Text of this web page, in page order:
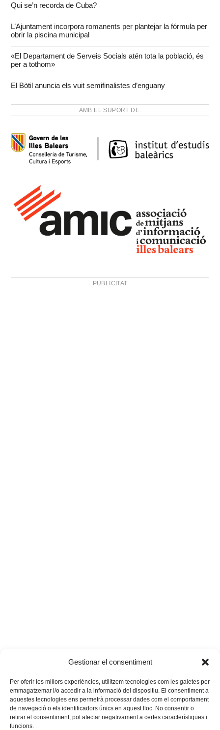
Gestionar el consentiment
Per oferir les millors experiències, utilitzem tecnologies com les galetes per
emmagatzemar i/o accedir a la informació del dispositiu. El consentiment a
aquestes tecnologies ens permetrà processar dades com el comportament
de navegació o els identificadors únics en aquest lloc. No consentir o
retirar el consentiment, pot afectar negativament a certes característiques i
funcions.
Qui se’n recorda de Cuba?
L’Ajuntament incorpora romanents per plantejar la fórmula per
obrir la piscina municipal
«El Departament de Serveis Socials atén tota la població, és
per a tothom»
El Bòtil anuncia els vuit semifinalistes d’enguany
AMB EL SUPORT DE:
PUBLICITAT
next